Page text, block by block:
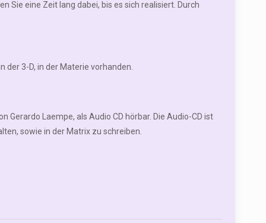
Sie eine Zeit lang dabei, bis es sich realisiert. Durch
3-D, in der Materie vorhanden.
Gerardo Laempe, als Audio CD hörbar. Die Audio-CD ist
sowie in der Matrix zu schreiben.